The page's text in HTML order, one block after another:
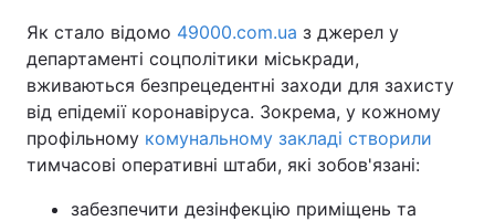
Як стало відомо 49000.com.ua з джерел у
департаменті соцполітики міськради,
вживаються безпрецедентні заходи для захисту
від епідемії коронавіруса. Зокрема, у кожному
профільному комунальному закладі створили
тимчасові оперативні штаби, які зобов'язані:
забезпечити дезінфекцію приміщень та